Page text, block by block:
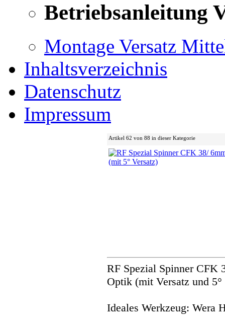
Betriebsanleitung
Montage Versatz
Inhaltsverzeichnis
Datenschutz
Impressum
Artikel 62 von 88 in dieser Kategorie
RF Spezial Spinner CFK
Optik (mit Versatz und 5°
Ideales Werkzeug: Wera